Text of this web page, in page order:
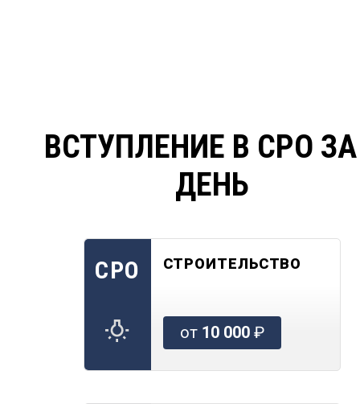
ВСТУПЛЕНИЕ В СРО
ДЕНЬ
СРО СТРОИТЕЛЬСТВО
от 10 000₽